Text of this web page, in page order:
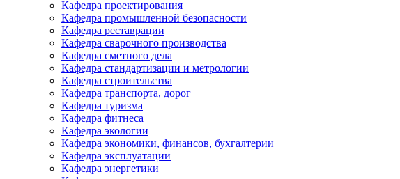
Кафедра проектирования
Кафедра промышленной безопасности
Кафедра реставрации
Кафедра сварочного производства
Кафедра сметного дела
Кафедра стандартизации и метрологии
Кафедра строительства
Кафедра транспорта, дорог
Кафедра туризма
Кафедра фитнеса
Кафедра экологии
Кафедра экономики, финансов, бухгалтерии
Кафедра эксплуатации
Кафедра энергетики